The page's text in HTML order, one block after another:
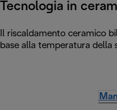
Tecnologia in
Il riscaldamento ceramico
base alla temperatura della